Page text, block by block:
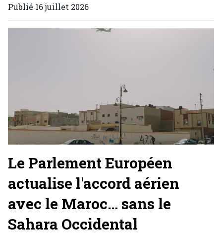
Publié 16 juillet 2026
Le Parlement Européen
actualise l'accord aérien
avec le Maroc… sans le
Sahara Occidental